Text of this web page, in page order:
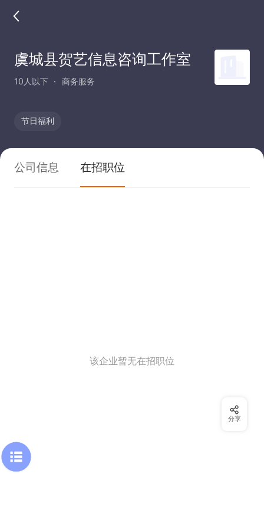
虞城县贺艺信息咨询工作室
10人以下 商务服务
节日福利
公司信息 在招职位
该企业暂无在招职位
分享